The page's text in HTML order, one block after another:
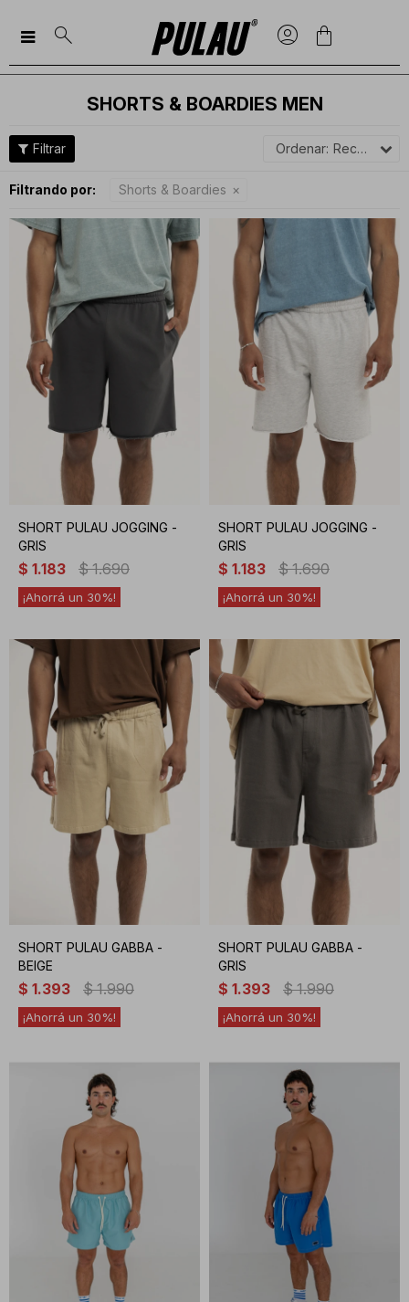

SHORTS & BOARDIES MEN
Recomendados
Filtrando por: Shorts & Boardies
SHORT PULAU JOGGING -
GRIS
$ 1.183 $ 1.690
30
SHORT PULAU JOGGING -
GRIS
$ 1.183 $ 1.690
30
SHORT PULAU GABBA -
BEIGE
$ 1.393 $ 1.990
30
SHORT PULAU GABBA -
GRIS
$ 1.393 $ 1.990
30